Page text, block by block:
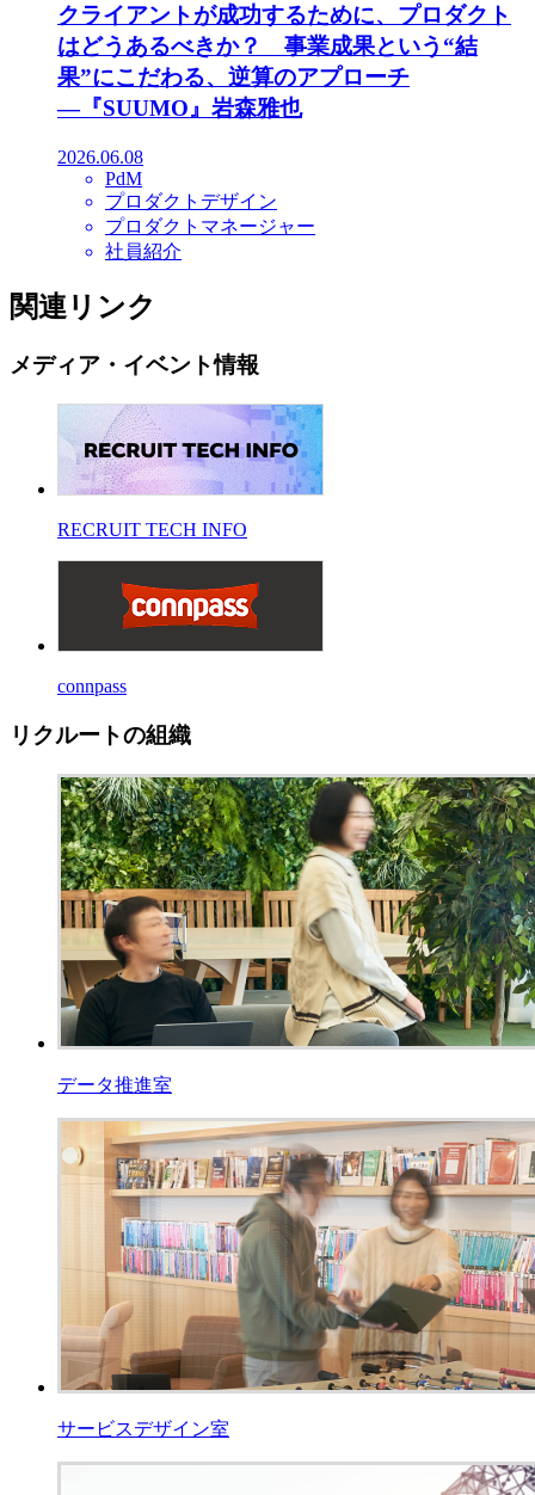
クライアントが成功するために、プロダクト
はどうあるべきか？ 事業成果という“結
果”にこだわる、逆算のアプローチ
―『SUUMO』岩森雅也
2026.06.08
PdM
プロダクトデザイン
プロダクトマネージャー
社員紹介
関連リンク
メディア・イベント情報
RECRUIT TECH INFO
connpass
リクルートの組織
データ推進室
サービスデザイン室